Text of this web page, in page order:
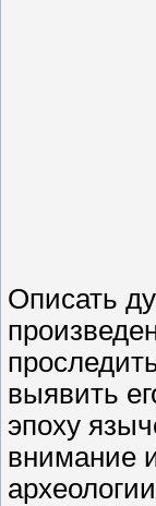
Описать
выявить
эпоху
внимание